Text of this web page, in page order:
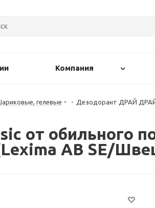
Компания
гелевые - Дезодорант ДРАЙ ДРАЙ
от обильного
AB SE/